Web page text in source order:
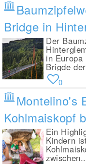
Bridge in
Der
in
Brigde
0
Montelino's
Kohlmaiskopf
Ein
Kindern